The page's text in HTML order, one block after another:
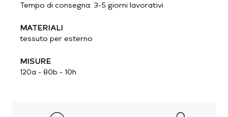
Tempo di consegna: 3-5 giorni lavorativi
MATERIALI
tessuto per esterno
MISURE
120a - 80b - 10h